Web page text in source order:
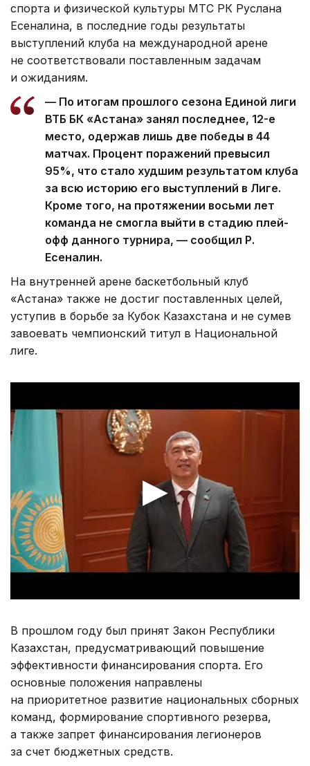
спорта и физической культуры МТС РК Руслана
Есеналина, в последние годы результаты
выступлений клуба на международной арене
не соответствовали поставленным задачам
и ожиданиям.
— По итогам прошлого сезона Единой лиги
ВТБ БК «Астана» занял последнее, 12-е
место, одержав лишь две победы в 44
матчах. Процент поражений превысил
95%, что стало худшим результатом клуба
за всю историю его выступлений в Лиге.
Кроме того, на протяжении восьми лет
команда не смогла выйти в стадию плей-
офф данного турнира, — сообщил Р.
Есеналин.
На внутренней арене баскетбольный клуб
«Астана» также не достиг поставленных целей,
уступив в борьбе за Кубок Казахстана и не сумев
завоевать чемпионский титул в Национальной
лиге.
В прошлом году был принят Закон Республики
Казахстан, предусматривающий повышение
эффективности финансирования спорта. Его
основные положения направлены
на приоритетное развитие национальных сборных
команд, формирование спортивного резерва,
а также запрет финансирования легионеров
за счет бюджетных средств.